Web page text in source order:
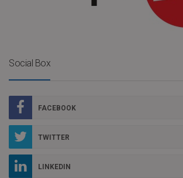
Social Box
FACEBOOK
TWITTER
LINKEDIN